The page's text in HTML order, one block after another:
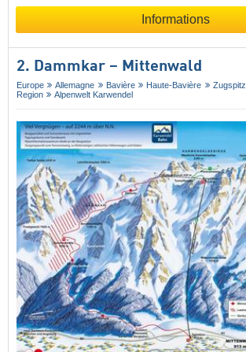
Informations
2. Dammkar – Mittenwald
Europe Allemagne Bavière Haute-Bavière
Zugspitz
Region
Alpenwelt Karwendel